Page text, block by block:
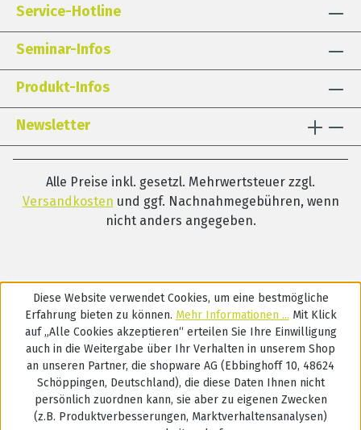
Service-Hotline
Seminar-Infos
Produkt-Infos
Newsletter
Alle Preise inkl. gesetzl. Mehrwertsteuer zzgl.
Versandkosten und ggf. Nachnahmegebühren, wenn
nicht anders angegeben.
Diese Website verwendet Cookies, um eine bestmögliche
Erfahrung bieten zu können. Mehr Informationen ... Mit Klick
auf „Alle Cookies akzeptieren“ erteilen Sie Ihre Einwilligung
auch in die Weitergabe über Ihr Verhalten in unserem Shop
an unseren Partner, die shopware AG (Ebbinghoff 10, 48624
Schöppingen, Deutschland), die diese Daten Ihnen nicht
persönlich zuordnen kann, sie aber zu eigenen Zwecken
(z.B. Produktverbesserungen, Marktverhaltensanalysen)